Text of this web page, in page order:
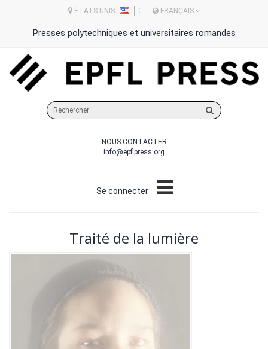
ÉTATS-UNIS € FRANÇAIS
Presses polytechniques et universitaires romandes
sur
site
NOUS CONTACTER
info@epflpress.org
Se connecter
Traité de la lumière